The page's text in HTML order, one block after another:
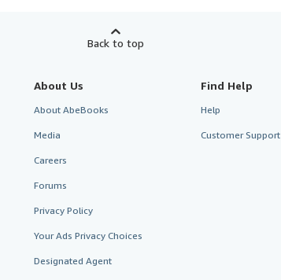
Back to top
About Us
About AbeBooks
Media
Careers
Forums
Privacy Policy
Your Ads Privacy Choices
Designated Agent
Find Help
Help
Customer Support